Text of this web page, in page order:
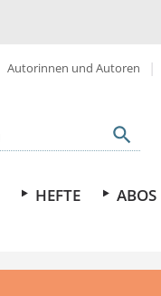
Autorinnen und Autoren
HEFTE ABOS